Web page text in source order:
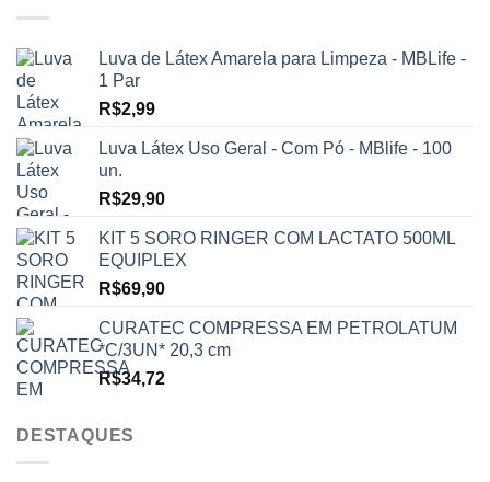
Luva de Látex Amarela para Limpeza - MBLife -
1 Par
R$2,99
Luva Látex Uso Geral - Com Pó - MBlife - 100
un.
R$29,90
KIT 5 SORO RINGER COM LACTATO 500ML
EQUIPLEX
R$69,90
CURATEC COMPRESSA EM PETROLATUM
*C/3UN* 20,3 cm
R$34,72
DESTAQUES